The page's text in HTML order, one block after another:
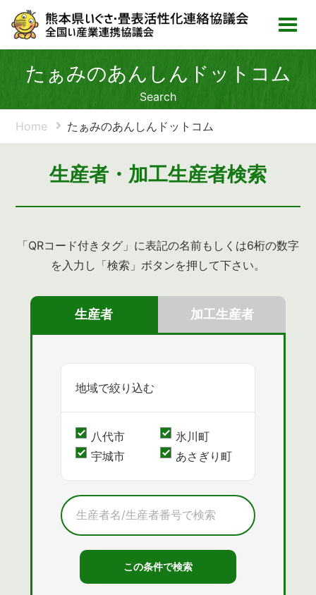
たぁみのあんしんドットコム
Search
Home たぁみのあんしんドットコム
生産者・加工生産者検索
「QRコード付きタグ」に表記の名前もしくは6桁の数字
を入力し「検索」ボタンを押して下さい。
生産者 加工生産者
地域で絞り込む
八代市
氷川町
宇城市
あさぎり町